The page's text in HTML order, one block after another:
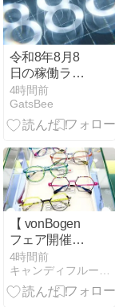
令和8年8月8
日の稼働ラン
キングが公
開！新台や人
気機種が超高
4時間前
GatsBee
【 vonBogen
フェア開催！
】vonBogen
Mod 1552
C02【8/21㈮
4時間前